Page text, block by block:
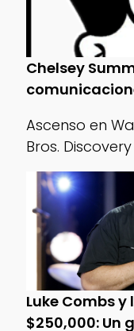
Chelsey
Ascenso en
Bros.
Luke Combs
$250,000: Un